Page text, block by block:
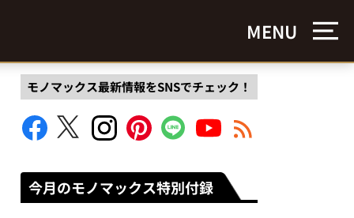
MENU
モノマックス最新情報をSNSでチェック！
今月のモノマックス特別付録